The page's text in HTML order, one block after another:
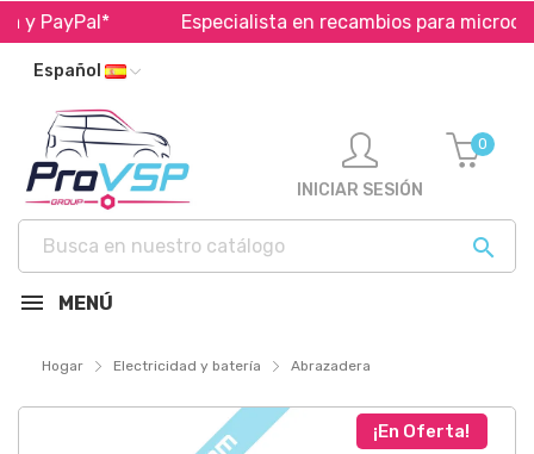
y PayPal* Especialista en recambios para
Español

INICIAR SESIÓN
0
MENÚ
Hogar Electricidad y batería Abrazadera
¡En Oferta!